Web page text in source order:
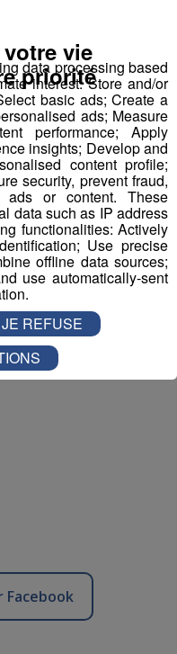
un événement au
2000 Sallanches &
à Passy
Facebook
data processing based
interest: Store and/or
basic ads; Create a
ads; Measure
performance; Apply
insights; Develop and
content profile;
security, prevent fraud,
ads or content. These
data such as IP address
functionalities: Actively
Use precise
offline data sources;
use automatically-sent
vie
priorité
JE REFUSE